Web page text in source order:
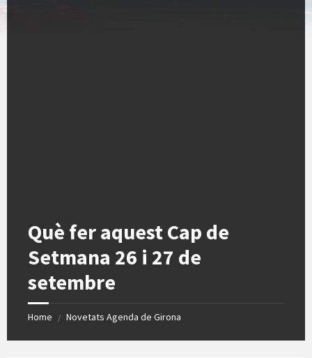
Què fer aquest Cap de
Setmana 26 i 27 de
setembre
Home / Novetats Agenda de Girona